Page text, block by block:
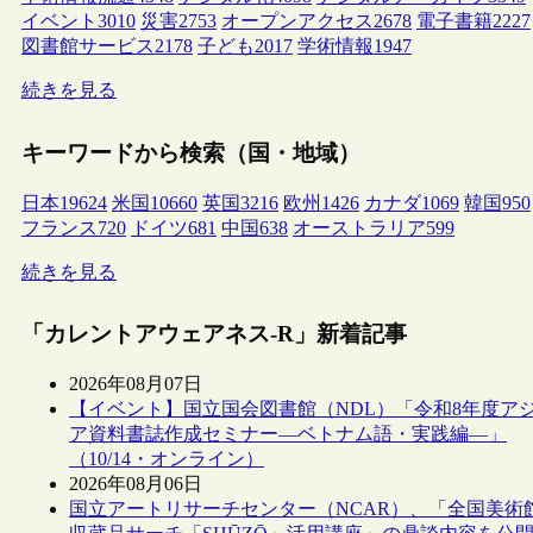
イベント 3010 災害2753 オープンアクセス2678 電子書籍2227
図書館サービス2178 子ども2017 学術情報1947
続きを見る
キーワードから検索（国・地域）
日本19624 米国 10660 英国3216 欧州 1426 カナダ1069 韓国950
フランス720 ドイツ681 中国638 オーストラリア599
続きを見る
「カレントアウェアネス-R」新着記事
2026年08月07日
【イベント】国立国会図書館（NDL）「令和8年度ア
ア資料書誌作成セミナー―ベトナム語・実践編―」
（10/14・オンライン）
2026年08月06日
国立アートリサーチセンター（NCAR）、「全国美術